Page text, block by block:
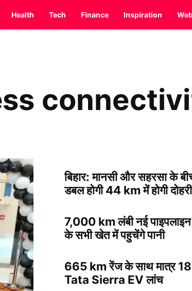
Health Tech Finance Inspiration
बिहार: मानसी और सहरसा के
डबल होगी 44 km में होगी
7,000 km लंबी नई
के सभी खेत में पहुचेंगे पानी
665 km रेंज के साथ मात्र
Tata Sierra EV लांच